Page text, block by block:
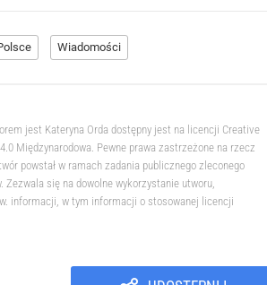
Wiadomości
jest Kateryna Orda dostępny jest na licencji Creative
Międzynarodowa. Pewne prawa zastrzeżone na rzecz
powstał w ramach zadania publicznego zleconego
Zezwala się na dowolne wykorzystanie utworu,
informacji, w tym informacji o stosowanej licencji